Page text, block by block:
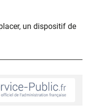
un dispositif de